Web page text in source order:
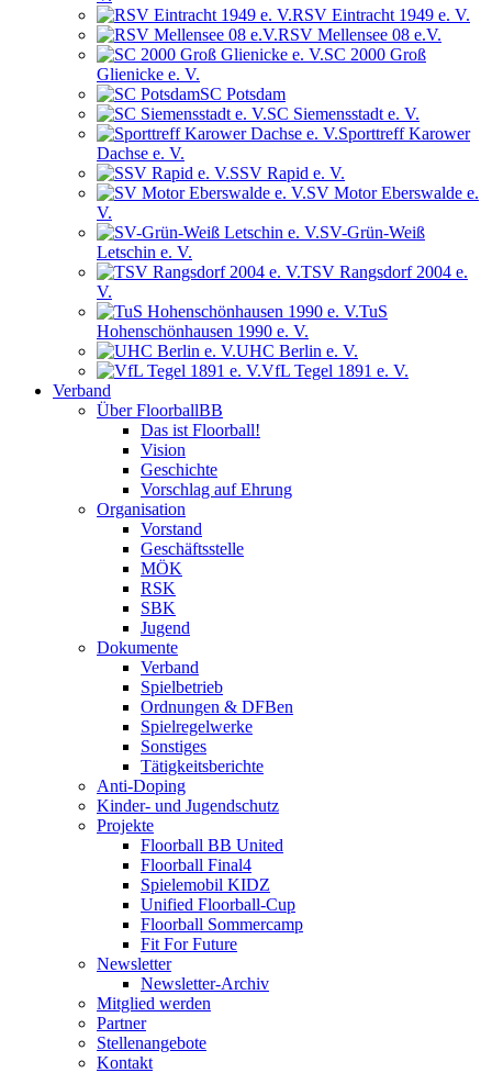
RSV Eintracht 1949 e. V.
RSV Mellensee 08 e.V.
SC 2000 Groß
Glienicke e. V.
SC Potsdam
SC Siemensstadt e. V.
Sporttreff Karower
Dachse e. V.
SSV Rapid e. V.
SV Motor Eberswalde e.
V.
SV-Grün-Weiß
Letschin e. V.
TSV Rangsdorf 2004 e.
V.
TuS
Hohenschönhausen 1990 e. V.
UHC Berlin e. V.
VfL Tegel 1891 e. V.
Verband
Über FloorballBB
Das ist Floorball!
Vision
Geschichte
Vorschlag auf Ehrung
Organisation
Vorstand
Geschäftsstelle
MÖK
RSK
SBK
Jugend
Dokumente
Verband
Spielbetrieb
Ordnungen & DFBen
Spielregelwerke
Sonstiges
Tätigkeitsberichte
Anti-Doping
Kinder- und Jugendschutz
Projekte
Floorball BB United
Floorball Final4
Spielemobil KIDZ
Unified Floorball-Cup
Floorball Sommercamp
Fit For Future
Newsletter
Newsletter-Archiv
Mitglied werden
Partner
Stellenangebote
Kontakt